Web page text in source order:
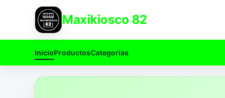
Maxikiosco 82
InicioProductosCategorias